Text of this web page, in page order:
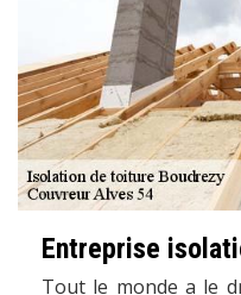
Entreprise
Tout le monde a le